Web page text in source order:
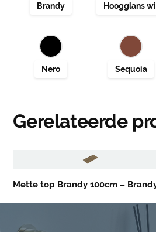
Gerelateerde
Mette top Brandy 100cm –